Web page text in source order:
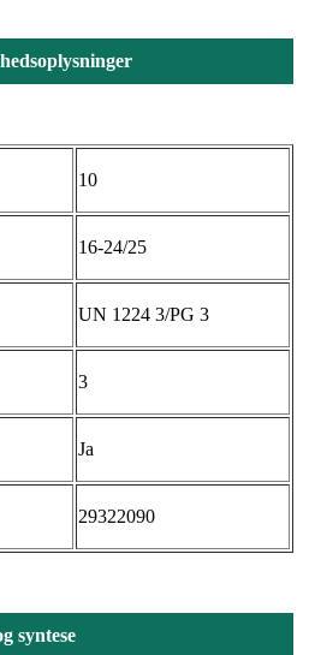
10
16-24/25
UN 1224 3/PG 3
3
Ja
29322090
syntese